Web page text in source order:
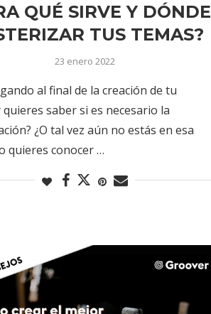
QUÉ SIRVE Y DÓNDE
TUS TEMAS?
23 enero 2022
al final de la creación de tu
quieres saber si es necesario la
¿O tal vez aún no estás en esa
quieres conocer …